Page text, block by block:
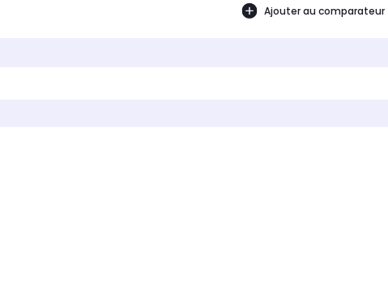
Ajouter au comparateur